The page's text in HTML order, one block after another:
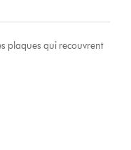
plaques qui recouvrent